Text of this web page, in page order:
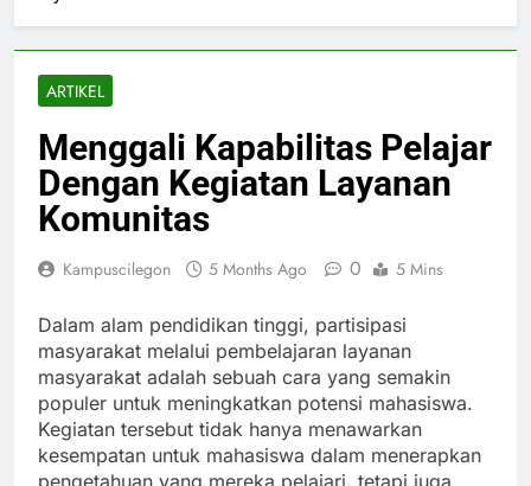
ARTIKEL
Menggali Kapabilitas Pelajar
Dengan Kegiatan Layanan
Komunitas
Kampuscilegon 5 Months Ago 0 5 Mins
Dalam alam pendidikan tinggi, partisipasi
masyarakat melalui pembelajaran layanan
masyarakat adalah sebuah cara yang semakin
populer untuk meningkatkan potensi mahasiswa.
Kegiatan tersebut tidak hanya menawarkan
kesempatan untuk mahasiswa dalam menerapkan